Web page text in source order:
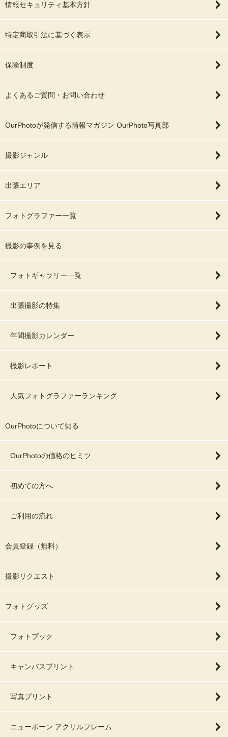
情報セキュリティ基本方針
特定商取引法に基づく表示
保険制度
よくあるご質問・お問い合わせ
OurPhotoが発信する情報マガジン OurPhoto写真部
撮影ジャンル
出張エリア
フォトグラファー一覧
撮影の事例を見る
フォトギャラリー一覧
出張撮影の特集
年間撮影カレンダー
撮影レポート
人気フォトグラファーランキング
OurPhotoについて知る
OurPhotoの価格のヒミツ
初めての方へ
ご利用の流れ
会員登録（無料）
撮影リクエスト
フォトグッズ
フォトブック
キャンバスプリント
写真プリント
ニューボーン アクリルフレーム